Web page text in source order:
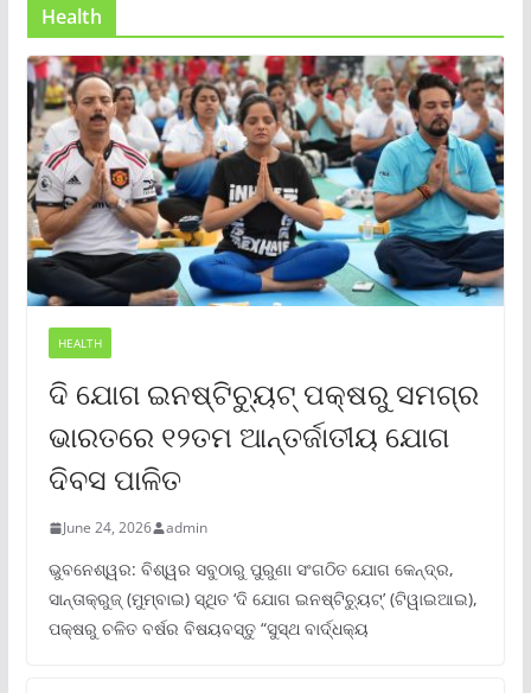
Health
HEALTH
ଦି ଯୋଗ ଇନଷ୍ଟିଚ୍ୟୁଟ୍ ପକ୍ଷରୁ ସମଗ୍ର
ଭାରତରେ ୧୨ତମ ଆନ୍ତର୍ଜାତୀୟ ଯୋଗ
ଦିବସ ପାଳିତ
June 24, 2026 admin
ଭୁବନେଶ୍ୱର: ବିଶ୍ୱର ସବୁଠାରୁ ପୁରୁଣା ସଂଗଠିତ ଯୋଗ କେନ୍ଦ୍ର,
ସାନ୍ତାକ୍ରୁଜ୍ (ମୁମ୍ବାଇ) ସ୍ଥିତ ‘ଦି ଯୋଗ ଇନଷ୍ଟିଚ୍ୟୁଟ୍‌’ (ଟିୱାଇଆଇ),
ପକ୍ଷରୁ ଚଳିତ ବର୍ଷର ବିଷୟବସ୍ତୁ “ସୁସ୍ଥ ବାର୍ଦ୍ଧକ୍ୟ